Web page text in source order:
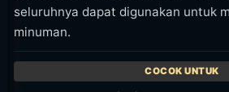
seluruhnya dapat digunakan untuk
minuman.